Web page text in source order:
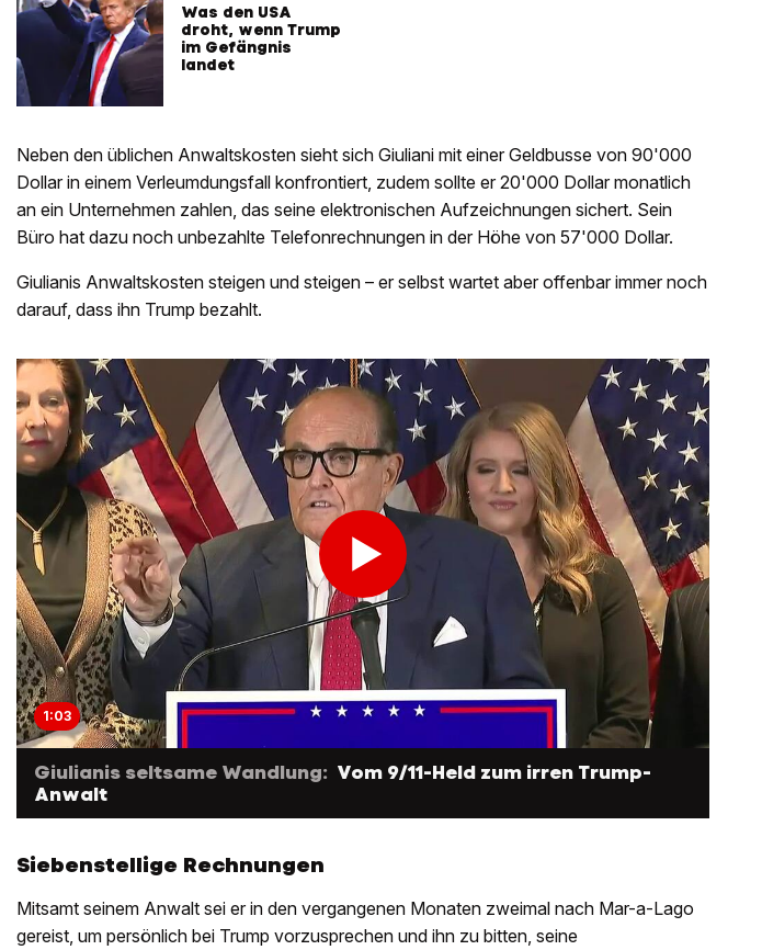
Was den USA
droht, wenn Trump
im Gefängnis
landet
Neben den üblichen Anwaltskosten sieht sich Giuliani mit einer Geldbusse von 90'000
Dollar in einem Verleumdungsfall konfrontiert, zudem sollte er 20'000 Dollar monatlich
an ein Unternehmen zahlen, das seine elektronischen Aufzeichnungen sichert. Sein
Büro hat dazu noch unbezahlte Telefonrechnungen in der Höhe von 57'000 Dollar.
Giulianis Anwaltskosten steigen und steigen – er selbst wartet aber offenbar immer noch
darauf, dass ihn Trump bezahlt.
1:03
Giulianis seltsame Wandlung: Vom 9/11-Held zum irren Trump-
Anwalt
Siebenstellige Rechnungen
Mitsamt seinem Anwalt sei er in den vergangenen Monaten zweimal nach Mar-a-Lago
gereist, um persönlich bei Trump vorzusprechen und ihn zu bitten, seine